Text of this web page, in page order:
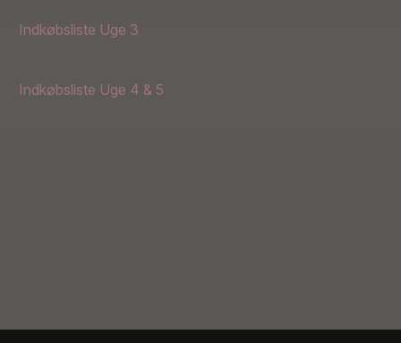
Indkøbsliste Uge 3
Indkøbsliste Uge 4 & 5